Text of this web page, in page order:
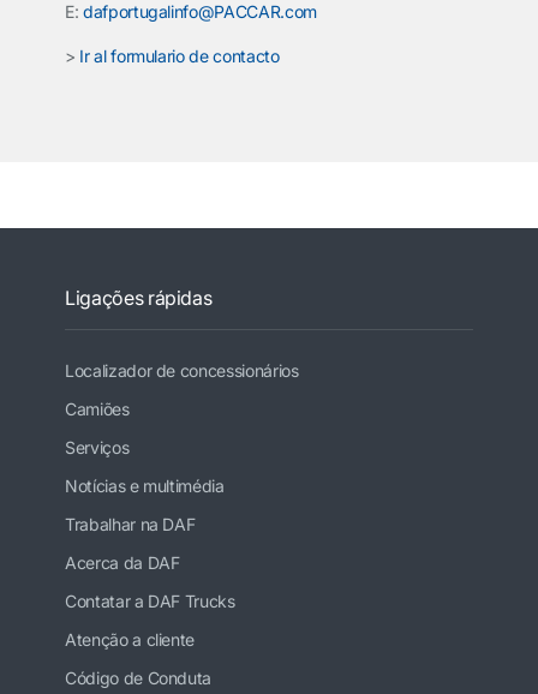
E: dafportugalinfo@PACCAR.com
> Ir al formulario de contacto
Ligações rápidas
Localizador de concessionários
Camiões
Serviços
Notícias e multimédia
Trabalhar na DAF
Acerca da DAF
Contatar a DAF Trucks
Atenção a cliente
Código de Conduta